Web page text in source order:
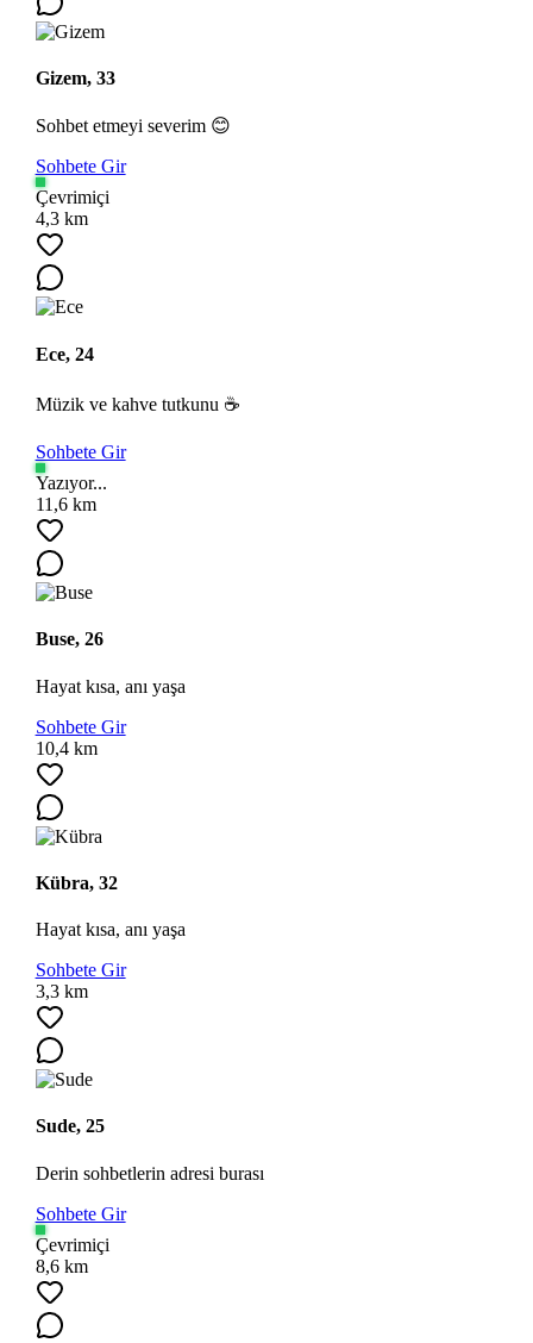
Gizem, 33
Sohbet etmeyi severim 😊
Sohbete Gir
Çevrimiçi
4,3 km
Ece, 24
Müzik ve kahve tutkunu ☕
Sohbete Gir
Yazıyor...
11,6 km
Buse, 26
Hayat kısa, anı yaşa
Sohbete Gir
10,4 km
Kübra, 32
Hayat kısa, anı yaşa
Sohbete Gir
3,3 km
Sude, 25
Derin sohbetlerin adresi burası
Sohbete Gir
Çevrimiçi
8,6 km